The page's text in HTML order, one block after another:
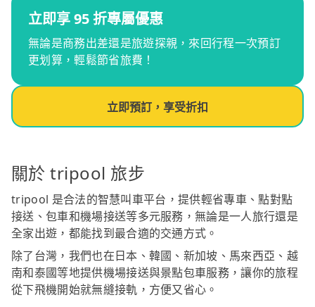
立即享 95 折專屬優惠
無論是商務出差還是旅遊探親，來回行程一次預訂
更划算，輕鬆節省旅費！
立即預訂，享受折扣
關於 tripool 旅步
tripool 是合法的智慧叫車平台，提供輕省專車、點對點
接送、包車和機場接送等多元服務，無論是一人旅行還是
全家出遊，都能找到最合適的交通方式。
除了台灣，我們也在日本、韓國、新加坡、馬來西亞、越
南和泰國等地提供機場接送與景點包車服務，讓你的旅程
從下飛機開始就無縫接軌，方便又省心。